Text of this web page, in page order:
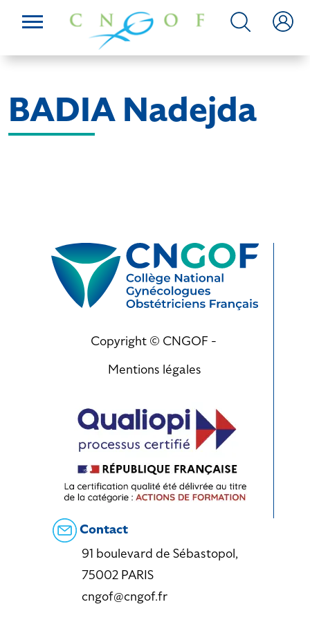
BADIA Nadejda
Copyright © CNGOF -
Mentions légales
Contact
91 boulevard de Sébastopol,
75002 PARIS
cngof@cngof.fr